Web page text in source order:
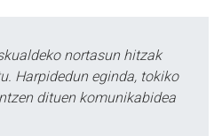
nortasun hitzak
Harpidedun eginda, tokiko
dituen komunikabidea